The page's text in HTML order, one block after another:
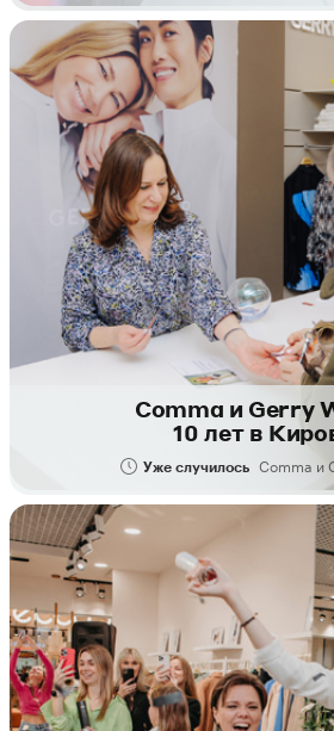
Сomma и Gerry
10 лет в
Уже случилось Comma и